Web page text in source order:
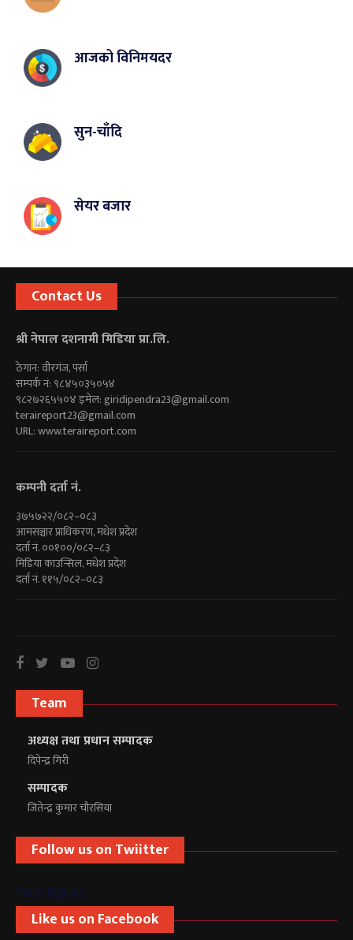
आजको विनिमयदर
सुन-चाँदि
सेयर बजार
Contact Us
श्री नेपाल दशनामी मिडिया प्रा.लि.
ठेगान: वीरगंज, पर्सा
सम्पर्क नं: ९८४५०३५०५४
९८२७२६५५०४ इमेल:giridipendra23@gmail.com
teraireport23@gmail.com
URL: www.teraireport.com
कम्पनी दर्ता नं.
३७५७२२/०८२–०८३
आमसञ्चार प्राधिकरण, मधेश प्रदेश
दर्ता नं. ००१००/०८२–८३
मिडिया काउन्सिल, मधेश प्रदेश
दर्ता नं. ११५/०८२–०८३
Team
अध्यक्ष तथा प्रधान सम्पादक
दिपेन्द्र गिरी
सम्पादक
जितेन्द्र कुमार चौरसिया
Follow us on Twiitter
Terai Report
Like us on Facebook